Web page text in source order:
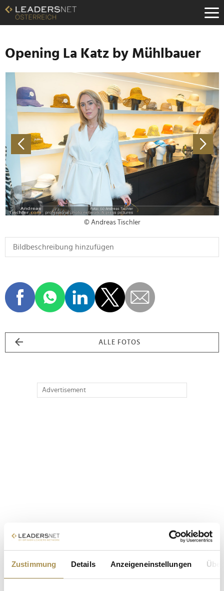
Zustimmung Details Anzeigeneinstellungen
Zum
Inhalt
Zur
Navigation
Zur
Hauptnavigation
Opening La Katz by Mühlbauer
© Andreas Tischler
ALLE FOTOS
Advertisement